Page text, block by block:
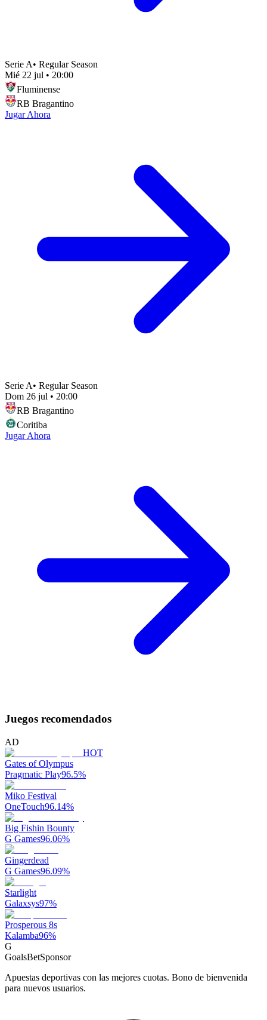
Serie A• Regular Season
Mié 22 jul • 20:00
Fluminense
RB Bragantino
Jugar Ahora
Serie A• Regular Season
Dom 26 jul • 20:00
RB Bragantino
Coritiba
Jugar Ahora
Juegos recomendados
AD
HOT
Gates of Olympus
Pragmatic Play96.5%
Miko Festival
OneTouch96.14%
Big Fishin Bounty
G Games96.06%
Gingerdead
G Games96.09%
Starlight
Galaxsys97%
Prosperous 8s
Kalamba96%
G
GoalsBetSponsor
Apuestas deportivas con las mejores cuotas. Bono de bienvenida
para nuevos usuarios.